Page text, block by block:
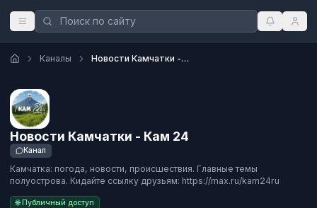
Каналы Новости Камчатки - Кам 24
Новости Камчатки - Кам 24
Канал
Камчатка: погода, новости, происшествия. Главные темы
полуострова. Кидайте ссылку друзьям: https://max.ru/kam24ru
🌐 Публичный доступ